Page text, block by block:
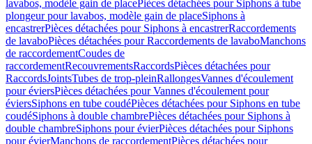
lavabos, modèle gain de placePièces détachées pour Siphons à tube
plongeur pour lavabos, modèle gain de placeSiphons à
encastrerPièces détachées pour Siphons à encastrerRaccordements
de lavaboPièces détachées pour Raccordements de lavaboManchons
de raccordementCoudes de
raccordementRecouvrementsRaccordsPièces détachées pour
RaccordsJointsTubes de trop-pleinRallongesVannes d'écoulement
pour éviersPièces détachées pour Vannes d'écoulement pour
éviersSiphons en tube coudéPièces détachées pour Siphons en tube
coudéSiphons à double chambrePièces détachées pour Siphons à
double chambreSiphons pour évierPièces détachées pour Siphons
pour évierManchons de raccordementPièces détachées pour